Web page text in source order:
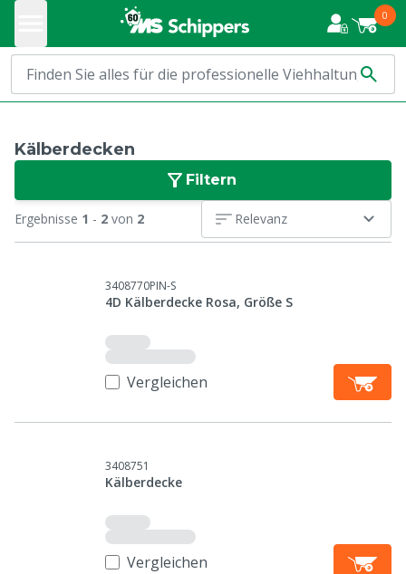
0
Kälberdecken
Filtern
Ergebnisse 1 - 2 von 2 Relevanz
3408770PIN-S
4D Kälberdecke Rosa, Größe S
Vergleichen
3408751
Kälberdecke
Vergleichen